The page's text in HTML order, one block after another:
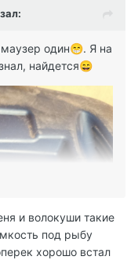
один😁. Я на
найдется😄
и волокуши такие
под рыбу
хорошо встал